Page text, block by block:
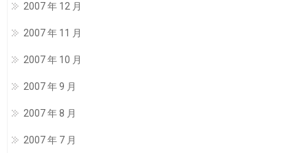
2007 年 12 月
2007 年 11 月
2007 年 10 月
2007 年 9 月
2007 年 8 月
2007 年 7 月